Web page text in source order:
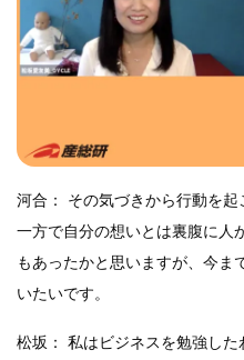
河合： その気づきから行動を起
一方で自分の想いとは裏腹に人
もあったかと思いますが、今ま
いたいです。
松坂： 私はビジネスを勉強し